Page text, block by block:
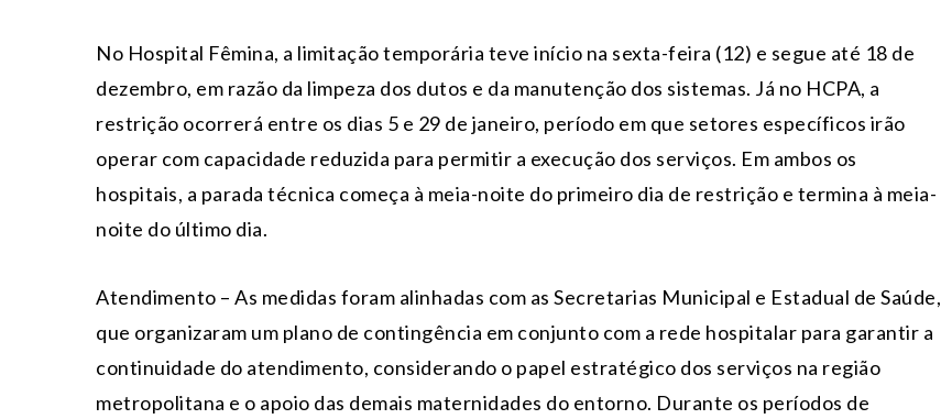
No Hospital Fêmina, a limitação temporária teve início na sexta-feira (12) e segue até 18 de
dezembro, em razão da limpeza dos dutos e da manutenção dos sistemas. Já no HCPA, a
restrição ocorrerá entre os dias 5 e 29 de janeiro, período em que setores específicos irão
operar com capacidade reduzida para permitir a execução dos serviços. Em ambos os
hospitais, a parada técnica começa à meia-noite do primeiro dia de restrição e termina à meia-
noite do último dia.
Atendimento – As medidas foram alinhadas com as Secretarias Municipal e Estadual de Saúde,
que organizaram um plano de contingência em conjunto com a rede hospitalar para garantir a
continuidade do atendimento, considerando o papel estratégico dos serviços na região
metropolitana e o apoio das demais maternidades do entorno. Durante os períodos de